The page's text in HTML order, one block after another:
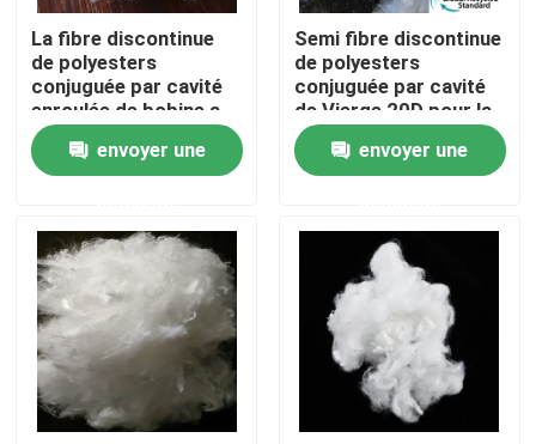
Contact
Demande de soumission
Fibre d'agrafe visqueuse
Fibre discontinue de polyester recyclé
Fibre discontinue de polypropylène
Tissu non tissé spunlace
La fibre discontinue
de polyesters
conjuguée par cavité
enroulée de bobine a
réutilisé 51mm
envoyer une
Semi fibre discontinue
de polyesters
conjuguée par cavité
de Vierge 20D pour la
literie
envoyer une